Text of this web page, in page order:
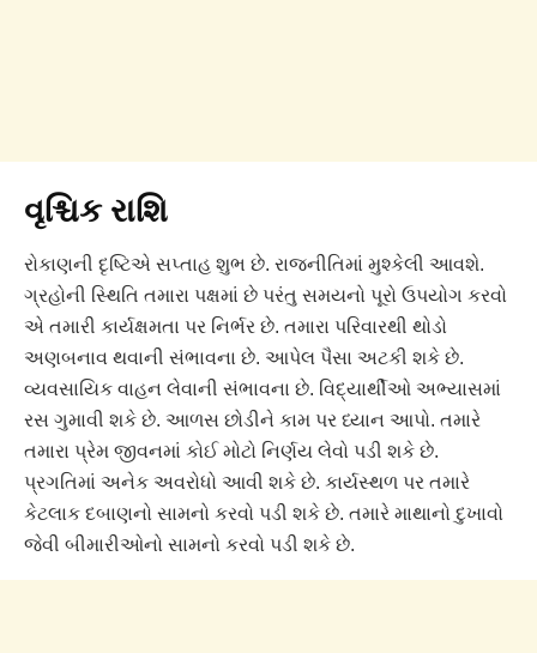
વૃશ્ચિક રાશિ
રોકાણની દૃષ્ટિએ સપ્તાહ શુભ છે. રાજનીતિમાં મુશ્કેલી આવશે.
ગ્રહોની સ્થિતિ તમારા પક્ષમાં છે પરંતુ સમયનો પૂરો ઉપયોગ કરવો
એ તમારી કાર્યક્ષમતા પર નિર્ભર છે. તમારા પરિવારથી થોડો
અણબનાવ થવાની સંભાવના છે. આપેલ પૈસા અટકી શકે છે.
વ્યવસાયિક વાહન લેવાની સંભાવના છે. વિદ્યાર્થીઓ અભ્યાસમાં
રસ ગુમાવી શકે છે. આળસ છોડીને કામ પર ધ્યાન આપો. તમારે
તમારા પ્રેમ જીવનમાં કોઈ મોટો નિર્ણય લેવો પડી શકે છે.
પ્રગતિમાં અનેક અવરોધો આવી શકે છે. કાર્યસ્થળ પર તમારે
કેટલાક દબાણનો સામનો કરવો પડી શકે છે. તમારે માથાનો દુખાવો
જેવી બીમારીઓનો સામનો કરવો પડી શકે છે.